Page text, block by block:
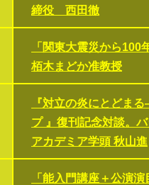
締役 西田徹
「関東大震災から
栢木まどか准教授
『対立の炎にとどま
プ 』復刊記念対談。
アカデミア学頭 秋山進
「能入門講座＋公演